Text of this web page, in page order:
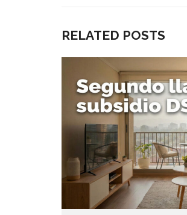
RELATED POSTS